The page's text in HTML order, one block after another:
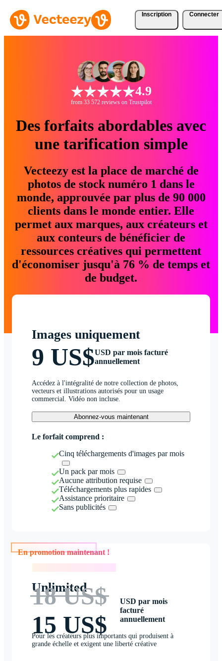
Inscription Connecter
4.9
from 33 572 reviews on Trustpilot
Des forfaits abordables avec
une tarification simple
Vecteezy est la place de marché de
photos de stock numéro 1 dans le
monde, approuvée par plus de 90 000
clients dans le monde entier. Elle
permet aux marques, aux créateurs et
aux conteurs de bénéficier de
ressources créatives qui permettent
d'économiser jusqu'à 76 % de temps et
de budget.
Images uniquement
9 US$USD par mois facturé
annuellement
Accédez à l'intégralité de notre collection de photos,
vecteurs et illustrations autorisés pour un usage
commercial. Vidéo non incluse.
Abonnez-vous maintenant
Le forfait comprend :
Cinq téléchargements d'images par mois
Un pack par mois
Aucune attribution requise
Téléchargements plus rapides
Assistance prioritaire
Sans publicités
En promotion maintenant !
Unlimited
18 US$
15 US$
USD par mois
facturé
annuellement
Pour les créateurs plus importants qui produisent à
grande échelle et exigent une liberté créative